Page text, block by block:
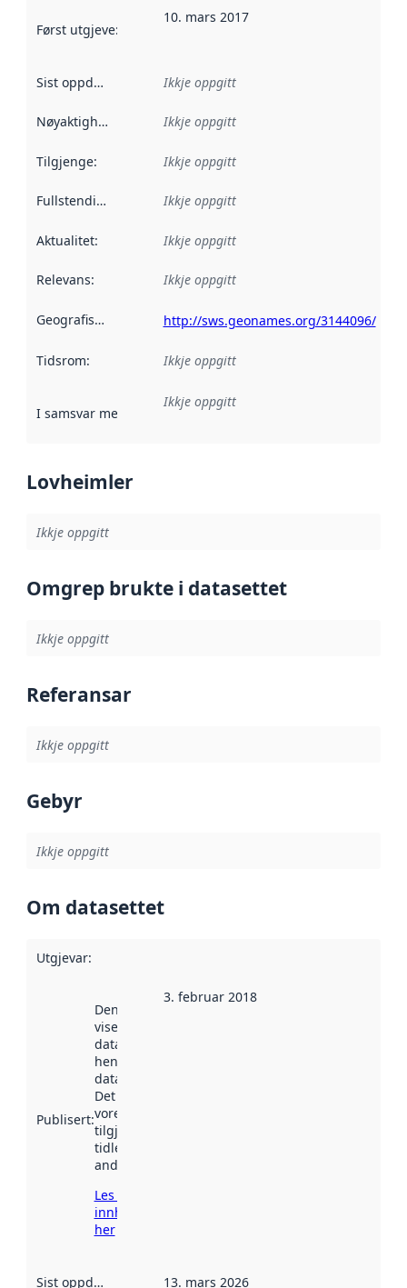
Først utgjeve:
10. mars 2017
Sist oppdatert Ikkje oppgitt
Nøyaktigheit Ikkje oppgitt
Tilgjenge: Ikkje oppgitt
Fullstendigheit Ikkje oppgitt
Aktualitet: Ikkje oppgitt
Relevans: Ikkje oppgitt
Geografisk område http://sws.geonames.org/3144096/
Tidsrom: Ikkje oppgitt
I samsvar med Referanse til ei implementeringsregel eller
Ikkje oppgitt
Lovheimler
Ikkje oppgitt
Omgrep brukte i datasettet
Ikkje oppgitt
Referansar
Ikkje oppgitt
Gebyr
Ikkje oppgitt
Om datasettet
Utgjevar:
Publisert:
Denne datoen
viser når
datasettet vart
henta inn av
data.norge.no.
Det kan ha
vore
tilgjengeleg
tidlegare
andre stader.
Les meir om
innhenting
her
3. februar 2018
Sist oppdatert 13. mars 2026